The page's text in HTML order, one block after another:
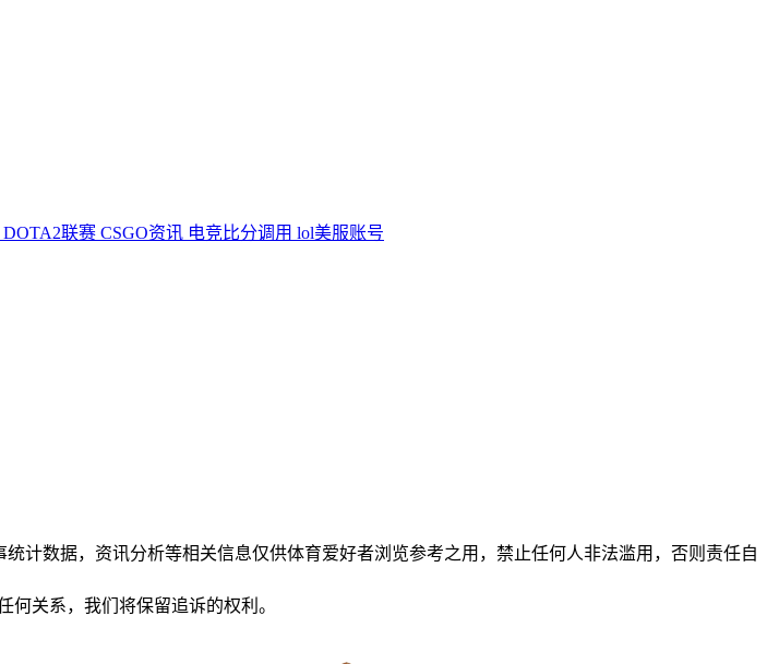
DOTA2联赛 CSGO资讯 电竞比分调用 lol美服账号
计数据，资讯分析等相关信息仅供体育爱好者浏览参考之用，禁止任何人非法滥用，否则责任自
何关系，我们将保留追诉的权利。